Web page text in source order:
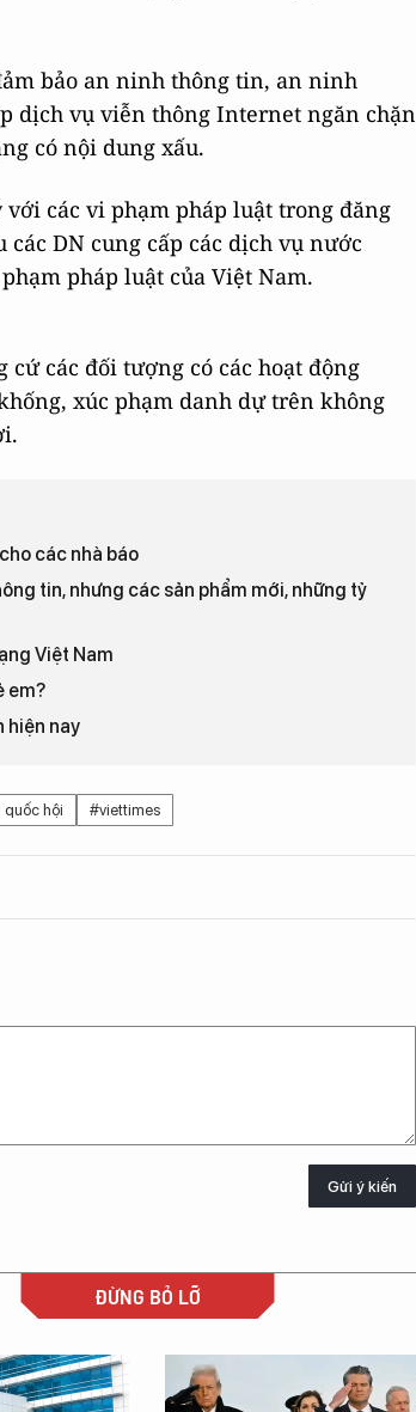
bảo an ninh thông tin, an ninh
dịch vụ viễn thông Internet ngăn chặn
có nội dung xấu.
các vi phạm pháp luật trong đăng
DN cung cấp các dịch vụ nước
pháp luật của Việt Nam.
các đối tượng có các hoạt động
xúc phạm danh dự trên không
các nhà báo
tin, nhưng các sản phẩm mới, những tỷ
Việt Nam
em?
hiện nay
quốc hội #viettimes
Gửi ý kiến
ĐỪNG BỎ LỠ